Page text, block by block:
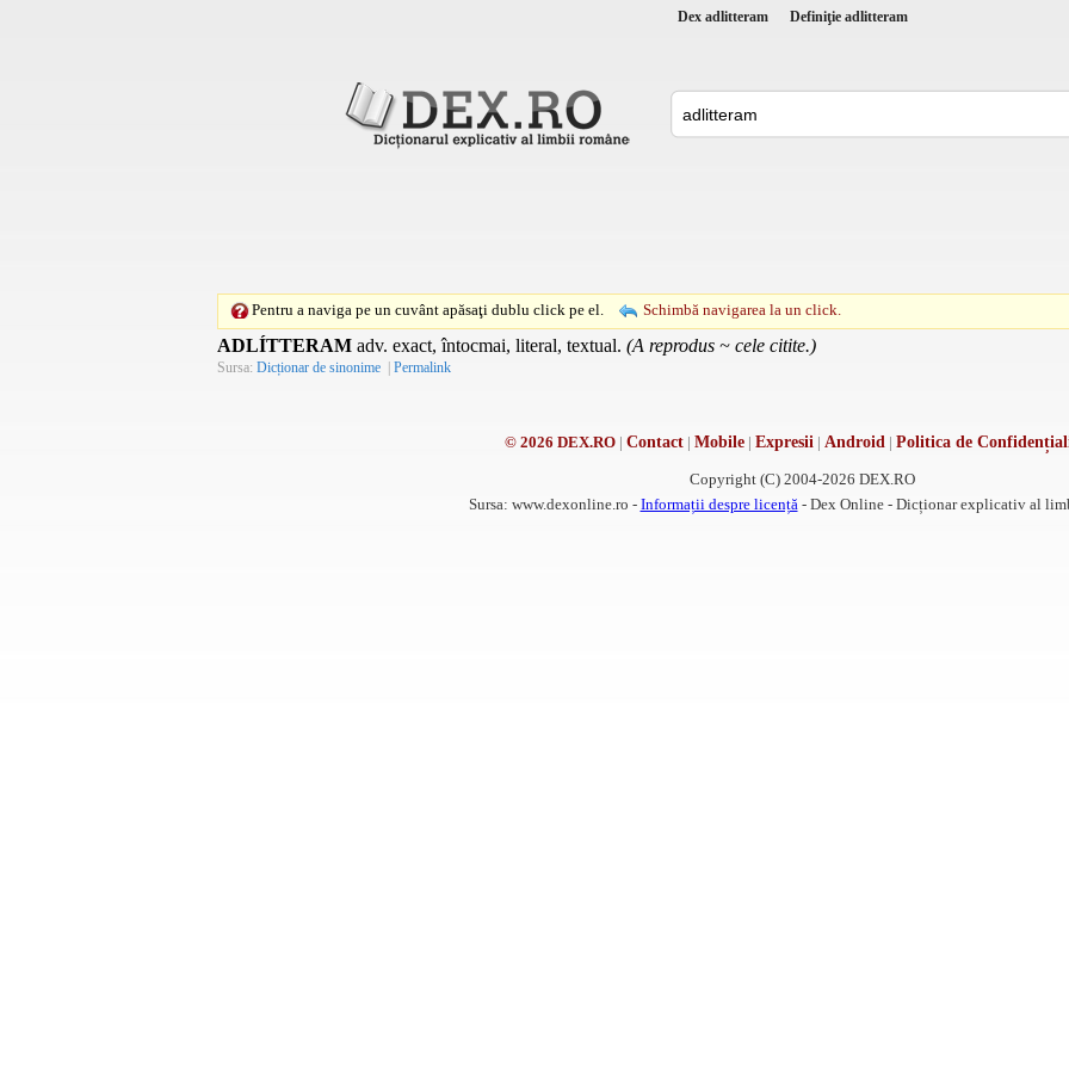
Dex adlitteram Definiţie adlitteram
Pentru a naviga pe un cuvânt apăsaţi dublu click pe el. Schimbă navigarea la un click.
ADLÍTTERAM adv. exact, întocmai, literal, textual. (A reprodus ~ cele citite.)
Sursa: Dicționar de sinonime | Permalink
© 2026 DEX.RO| Contact| Mobile| Expresii | Android | Politica de
Copyright (C) 2004-2026 DEX.RO
Sursa: www.dexonline.ro - Informații despre licență - Dex Online - Dicționar explicativ al